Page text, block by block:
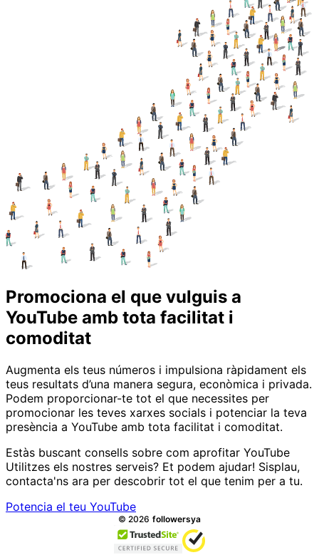
Promociona el que vulguis a
YouTube amb tota facilitat i
comoditat
Augmenta els teus números i impulsiona ràpidament els
teus resultats d’una manera segura, econòmica i privada.
Podem proporcionar-te tot el que necessites per
promocionar les teves xarxes socials i potenciar la teva
presència a YouTube amb tota facilitat i comoditat.
Estàs buscant consells sobre com aprofitar YouTube
Utilitzes els nostres serveis? Et podem ajudar! Sisplau,
contacta'ns ara per descobrir tot el que tenim per a tu.
Potencia el teu YouTube
Tots els drets reservats.
© 2026 followersya